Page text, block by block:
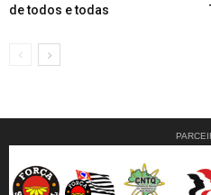
de todos e todas